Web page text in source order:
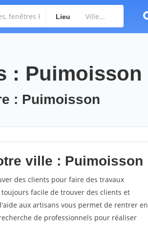
Lieu
: Puimoisson
: Puimoisson
ville : Puimoisson
des clients pour faire des travaux
facile de trouver des clients et
aux artisans vous permet de rentrer en
de professionnels pour réaliser